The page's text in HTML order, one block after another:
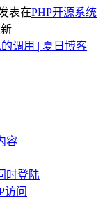
表在PHP开源系统
调用 | 夏日博客
容
时登陆
问